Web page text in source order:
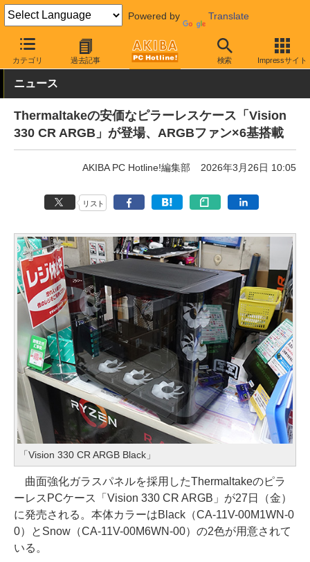
Powered by Translate
カテゴリ 過去記事 検索 Impressサイト
AKIBA PC Hotline! PCパーツ PCケース タワー型
ニュース
Thermaltakeの安価なピラーレスケース「Vision
330 CR ARGB」が登場、ARGBファン×6基搭載
AKIBA PC Hotline!編集部 2026年3月26日 10:05
リスト
「Vision 330 CR ARGB Black」
曲面強化ガラスパネルを採用したThermaltakeのピラ
ーレスPCケース「Vision 330 CR ARGB」が27日（金）
に発売される。本体カラーはBlack（CA-11V-00M1WN-0
0）とSnow（CA-11V-00M6WN-00）の2色が用意されて
いる。